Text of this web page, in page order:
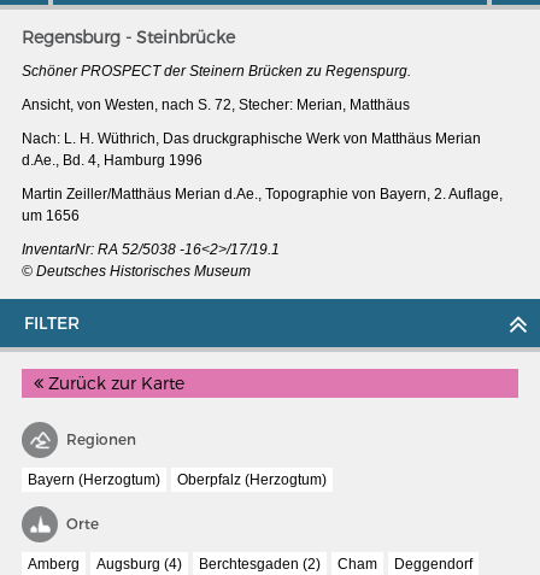
Entwicklungen im europäischen Schiffbau
MERIANS DEUTSCHLAND 1642 - 1654
Bildergalerie Topographia Germaniae
Impressum
FILTER
Zurück zur Karte
Regionen
Bayern (Herzogtum) Oberpfalz (Herzogtum)
Orte
Amberg Augsburg (4) Berchtesgaden (2) Cham Deggendorf
Regensburg - Steinbrücke
Schöner PROSPECT der Steinern Brücken zu Regenspurg.
Ansicht, von Westen, nach S. 72, Stecher: Merian, Matthäus
Nach: L. H. Wüthrich, Das druckgraphische Werk von Matthäus Merian
d.Ae., Bd. 4, Hamburg 1996
Martin Zeiller/Matthäus Merian d.Ae., Topographie von Bayern, 2. Auflage,
um 1656
InventarNr: RA 52/5038 -16<2>/17/19.1
© Deutsches Historisches Museum